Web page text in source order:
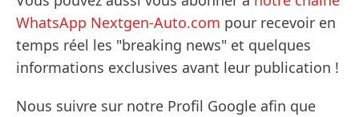
WhatsApp Nextgen-Auto.com pour recevoir en
temps réel les "breaking news" et quelques
informations exclusives avant leur publication !
Nous suivre sur notre Profil Google afin que